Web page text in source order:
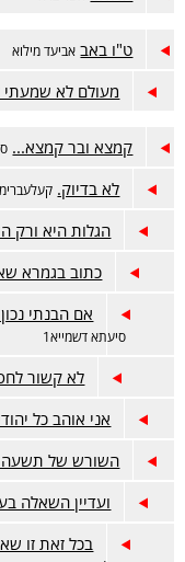
ט"ו באב אביעד מילוא
מעולם לא שמעתי
קמצא ובר קמצא...
לא בדיוק.
הגלות היא ורק
כתוב בגמרא
אם הבנתי
סיעתא דשמייא1
לא קשור
אני אוהב כל
השורש של תשעה
ועדיין השאלה
בכל זאת זו